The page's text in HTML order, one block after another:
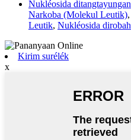
Nukléosida ditangtayungan
Narkoba (Molekul Leutik),
Leutik, Nukléosida dirobah
Kirim surélék
x